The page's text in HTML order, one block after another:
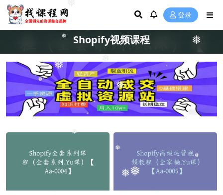
❅
❅
❅
❅
❅
❅
❅
❅
❅
❅
❅
❅
登录
Shopify视频课程